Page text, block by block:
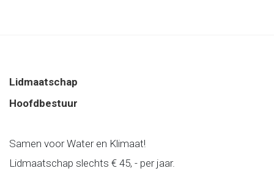
Lidmaatschap
Hoofdbestuur
Samen voor Water en Klimaat!
Lidmaatschap slechts € 45, - per jaar.